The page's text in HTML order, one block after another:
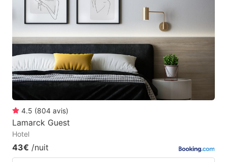
4.5 (804 avis)
Lamarck Guest
Hotel
43€ /nuit